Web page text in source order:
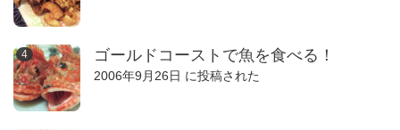
ゴールドコーストで魚を食べる！
2006年9月26日 に投稿された